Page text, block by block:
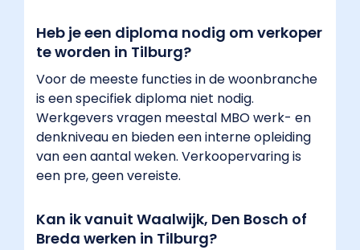
Heb je een diploma nodig om verkoper
te worden in Tilburg?
Voor de meeste functies in de woonbranche
is een specifiek diploma niet nodig.
Werkgevers vragen meestal MBO werk- en
denkniveau en bieden een interne opleiding
van een aantal weken. Verkoopervaring is
een pre, geen vereiste.
Kan ik vanuit Waalwijk, Den Bosch of
Breda werken in Tilburg?